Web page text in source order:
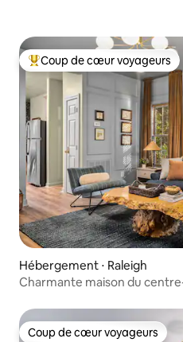
Coups de cœur voyageurs les
Coup de cœur voyageurs
Hébergement ⋅ Raleigh
Charmante maison du
Coup de cœur voyageurs